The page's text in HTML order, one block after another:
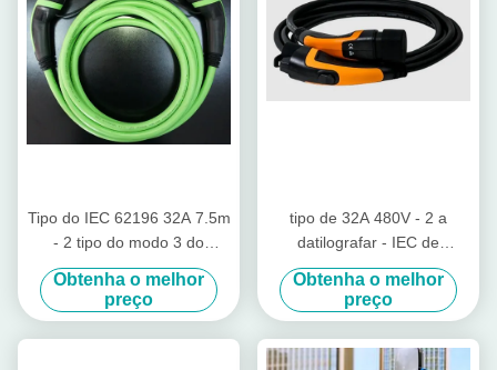
Tipo do IEC 62196 32A 7.5m
- 2 tipo do modo 3 do
carregador TPU do carro
elétrico - cabo 2
Obtenha o melhor
preço
tipo de 32A 480V - 2 a
datilografar - IEC de
carregamento 62196 do
cabo de 2 EV cabo de
carregamento de 3 fases
Obtenha o melhor
preço